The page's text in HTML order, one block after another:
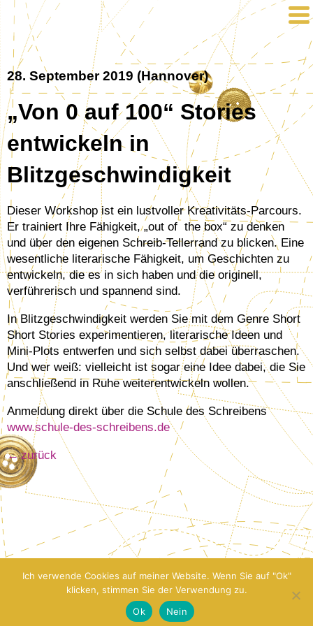
28. September 2019 (Hannover)
„Von 0 auf 100“ Stories
entwickeln in
Blitzgeschwindigkeit
Dieser Workshop ist ein lustvoller Kreativitäts-Parcours.
Er trainiert Ihre Fähigkeit, „out of the box“ zu denken
und über den eigenen Schreib-Tellerrand zu blicken. Eine
wesentliche literarische Fähigkeit, um Geschichten zu
entwickeln, die es in sich haben und die originell,
verführerisch und spannend sind.
In Blitzgeschwindigkeit werden Sie mit dem Genre Short
Short Stories experimentieren, literarische Ideen und
Mini-Plots entwerfen und sich selbst dabei überraschen.
Und wer weiß: vielleicht ist sogar eine Idee dabei, die Sie
anschließend in Ruhe weiterentwickeln wollen.
Anmeldung direkt über die Schule des Schreibens
www.schule-des-schreibens.de
zurück
Ich verwende Cookies auf meiner Website. Wenn Sie auf "Ok"
klicken, stimmen Sie der Verwendung zu.
Ok
Nein